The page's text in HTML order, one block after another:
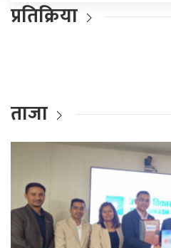
प्रतिक्रिया
ताजा